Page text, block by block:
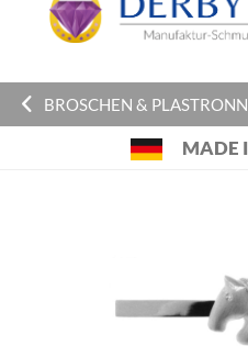
BROSCHEN &
MADE